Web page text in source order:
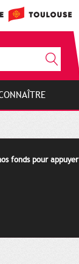
fonds pour appuyer